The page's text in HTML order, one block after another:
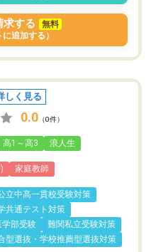
求する
無料
に追加する）
しく見る
0.0 （0件）
高1～高3 浪人生
家庭教師
立中高一貫校受験対策
共通テスト対策
学部受験
難関私立受験対策
型選抜・学校推薦型選抜対策